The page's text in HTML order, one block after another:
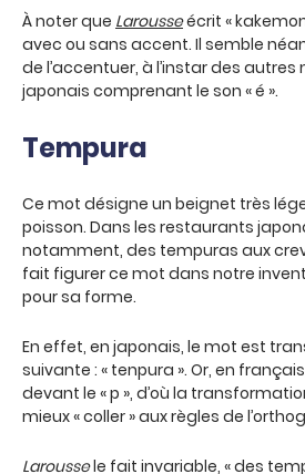
À noter que Larousseécrit «
avec ou sans accent. Il semble
de l’accentuer, à l’instar des autres
japonais comprenant le son « é ».
Tempura
Ce mot désigne un beignet très
poisson. Dans les restaurants
notamment, des tempuras aux
fait figurer ce mot dans notre
pour sa forme.
En effet, en japonais, le mot est
suivante : « tenpura ». Or, en
devant le « p », d’où la
mieux « coller » aux règles de
Laroussele fait invariable, « des